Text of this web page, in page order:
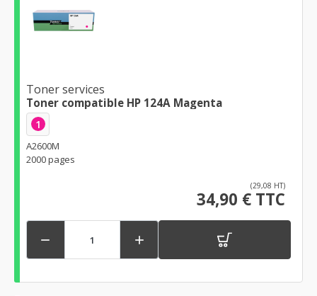
Toner services
Toner compatible HP 124A Magenta
1
A2600M
2000 pages
(29,08 HT)
34,90 € TTC
 